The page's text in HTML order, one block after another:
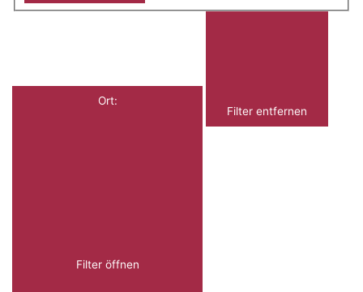
Ort:
Filter öffnen
Filter entfernen